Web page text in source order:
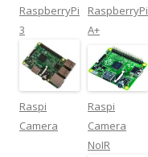
RaspberryPi
3
RaspberryPi
A+
Raspi
Camera
Raspi
Camera
NoIR